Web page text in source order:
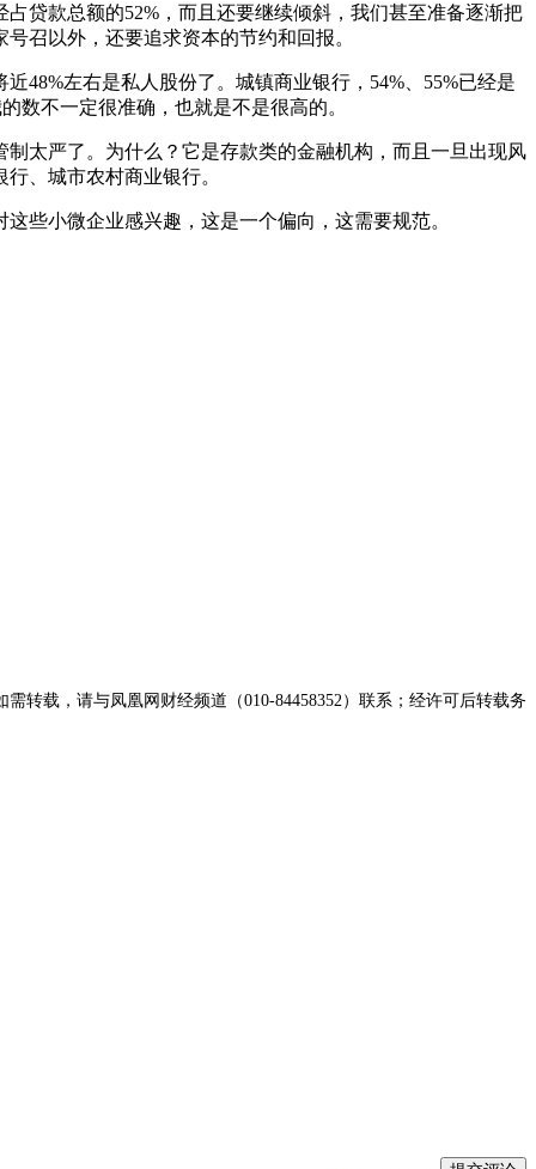
贷款总额的52%，而且还要继续倾斜，我们甚至准备逐渐把
召以外，还要追求资本的节约和回报。
48%左右是私人股份了。城镇商业银行，54%、55%已经是
数不一定很准确，也就是不是很高的。
太严了。为什么？它是存款类的金融机构，而且一旦出现风
、城市农村商业银行。
些小微企业感兴趣，这是一个偏向，这需要规范。
转载，请与凤凰网财经频道（010-84458352）联系；经许可后转载务